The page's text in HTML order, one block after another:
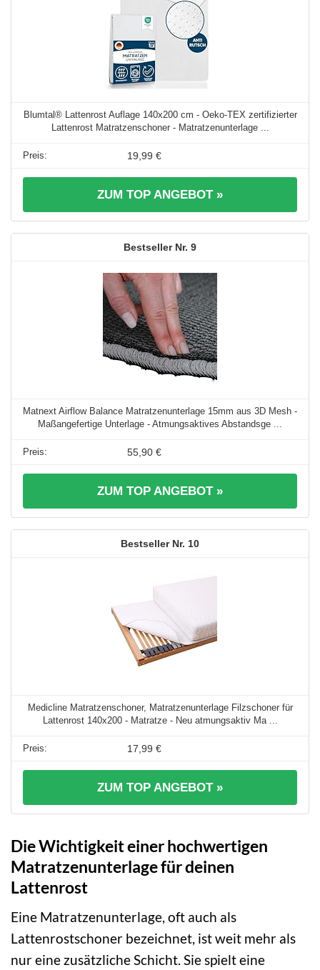
Blumtal® Lattenrost Auflage 140x200 cm - Oeko-TEX zertifizierter
Lattenrost Matratzenschoner - Matratzenunterlage ...
19,99 €
ZUM TOP ANGEBOT »
9
Matnext Airflow Balance Matratzenunterlage 15mm aus 3D Mesh -
Maßangefertige Unterlage - Atmungsaktives Abstandsge ...
55,90 €
ZUM TOP ANGEBOT »
10
Medicline Matratzenschoner, Matratzenunterlage Filzschoner für
Lattenrost 140x200 - Matratze - Neu atmungsaktiv Ma ...
17,99 €
ZUM TOP ANGEBOT »
Die Wichtigkeit einer hochwertigen
Matratzenunterlage für deinen
Lattenrost
Eine Matratzenunterlage, oft auch als
Lattenrostschoner bezeichnet, ist weit mehr als
nur eine zusätzliche Schicht. Sie spielt eine